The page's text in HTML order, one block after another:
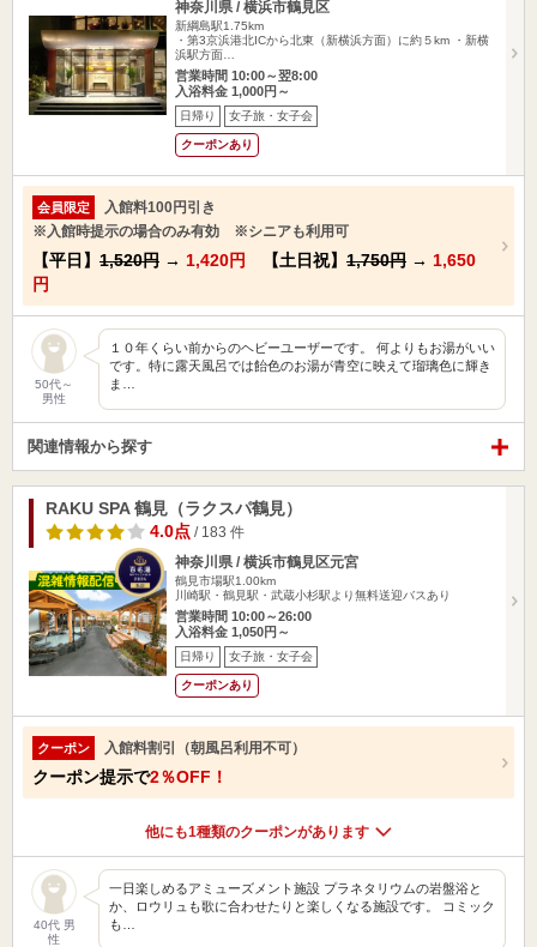
神奈川県 / 横浜市鶴見区
新綱島駅1.75km
・第3京浜港北ICから北東（新横浜方面）に約５km ・新横
浜駅方面…
営業時間 10:00～翌8:00
入浴料金 1,000円～
日帰り 女子旅・女子会
クーポンあり
会員限定
入館料100円引き
※入館時提示の場合のみ有効 ※シニアも利用可
【平日】 1,520円 → 1,420円 【土日祝】 1,750円 → 1,650
円
50代～
男性
１０年くらい前からのヘビーユーザーです。 何よりもお湯がいい
です。特に露天風呂では飴色のお湯が青空に映えて瑠璃色に輝き
ま…
関連情報から探す
RAKU SPA 鶴見（ラクスパ鶴見）
4.0点 / 183 件
神奈川県 / 横浜市鶴見区元宮
鶴見市場駅1.00km
川崎駅・鶴見駅・武蔵小杉駅より無料送迎バスあり
営業時間 10:00～26:00
入浴料金 1,050円～
日帰り 女子旅・女子会
クーポンあり
クーポン 入館料割引（朝風呂利用不可）
クーポン提示で2％OFF！
他にも1種類のクーポンがあります
40代 男
性
一日楽しめるアミューズメント施設 プラネタリウムの岩盤浴と
か、ロウリュも歌に合わせたりと楽しくなる施設です。 コミック
も…